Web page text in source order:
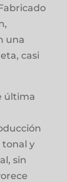
una
casi
última
tonal y
sin